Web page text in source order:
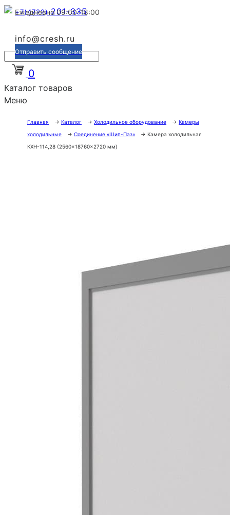
+7(4722)201-335
Ежедневно 09:00-18:00
info@cresh.ru
Отправить сообщение
0
Каталог товаров
Меню
Главная → Каталог → Холодильное оборудование → Камеры
холодильные
→ Соединение «Шип-Паз» → Камера холодильная
КХН-114,28 (2560×18760×2720 мм)